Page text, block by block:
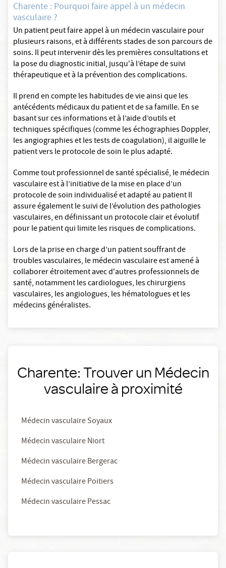
Charente : Pourquoi faire appel à un médecin
vasculaire ?
Un patient peut faire appel à un médecin vasculaire pour
plusieurs raisons, et à différents stades de son parcours de
soins. Il peut intervenir dès les premières consultations et
la pose du diagnostic initial, jusqu'à l’étape de suivi
thérapeutique et à la prévention des complications.
Il prend en compte les habitudes de vie ainsi que les
antécédents médicaux du patient et de sa famille. En se
basant sur ces informations et à l’aide d’outils et
techniques spécifiques (comme les échographies Doppler,
les angiographies et les tests de coagulation), il aiguille le
patient vers le protocole de soin le plus adapté.
Comme tout professionnel de santé spécialisé, le médecin
vasculaire est à l’initiative de la mise en place d’un
protocole de soin individualisé et adapté au patient Il
assure également le suivi de l’évolution des pathologies
vasculaires, en définissant un protocole clair et évolutif
pour le patient qui limite les risques de complications.
Lors de la prise en charge d’un patient souffrant de
troubles vasculaires, le médecin vasculaire est amené à
collaborer étroitement avec d'autres professionnels de
santé, notamment les cardiologues, les chirurgiens
vasculaires, les angiologues, les hématologues et les
médecins généralistes.
Charente: Trouver un Médecin
vasculaire à proximité
Médecin vasculaire Soyaux
Médecin vasculaire Niort
Médecin vasculaire Bergerac
Médecin vasculaire Poitiers
Médecin vasculaire Pessac